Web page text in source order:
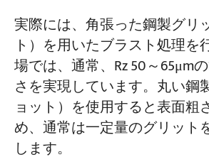
実際には、角張った鋼製グリ
ト）を用いたブラスト処理を
場では、通常、Rz 50～65μm
さを実現しています。丸い鋼
ョット）を使用すると表面粗
め、通常は一定量のグリット
します。